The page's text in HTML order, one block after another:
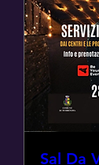
Sal Da